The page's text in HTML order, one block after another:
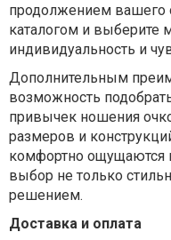
продолжением вашего
каталогом и выберите
индивидуальность и
Дополнительным
возможность
привычек ношения
размеров и
комфортно ощущаются
выбор не только
решением.
Доставка и оплата